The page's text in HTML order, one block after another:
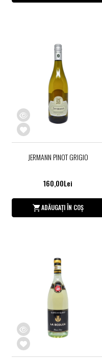
JERMANN PINOT GRIGIO
160,00Lei
ADĂUGAȚI ÎN COȘ